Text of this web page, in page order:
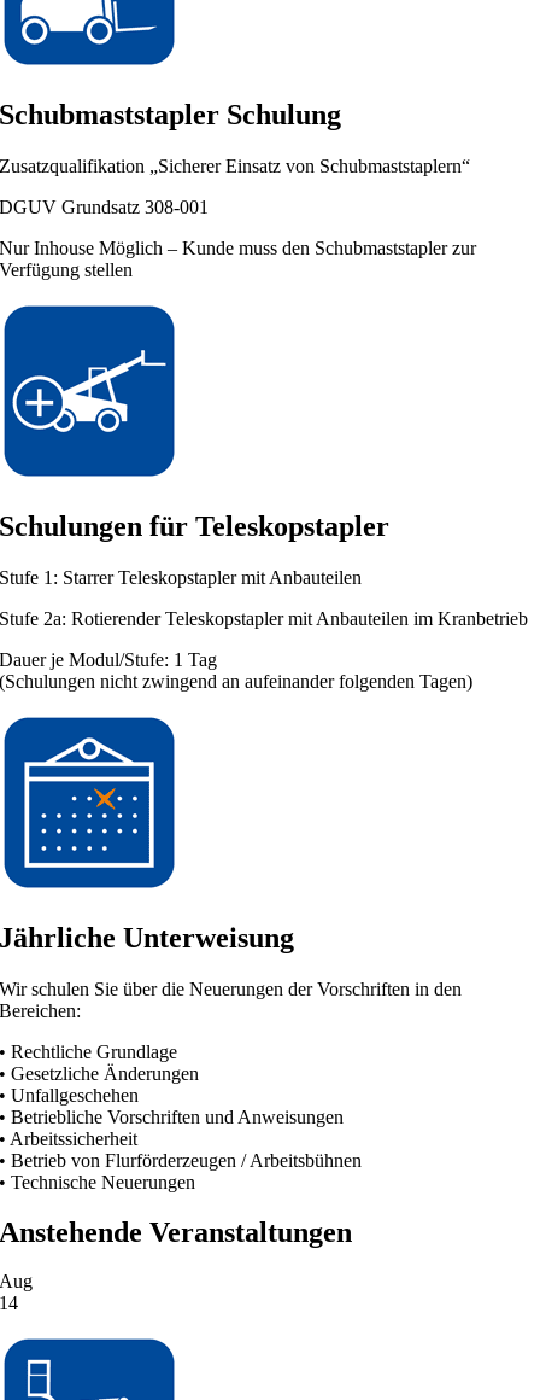
Schubmaststapler Schulung
Zusatzqualifikation „Sicherer Einsatz von Schubmaststaplern“
DGUV Grundsatz 308-001
Nur Inhouse Möglich – Kunde muss den Schubmaststapler zur
Verfügung stellen
Schulungen für Teleskopstapler
Stufe 1: Starrer Teleskopstapler mit Anbauteilen
Stufe 2a: Rotierender Teleskopstapler mit Anbauteilen im Kranbetrieb
Dauer je Modul/Stufe: 1 Tag
(Schulungen nicht zwingend an aufeinander folgenden Tagen)
Jährliche Unterweisung
Wir schulen Sie über die Neuerungen der Vorschriften in den
Bereichen:
• Rechtliche Grundlage
• Gesetzliche Änderungen
• Unfallgeschehen
• Betriebliche Vorschriften und Anweisungen
• Arbeitssicherheit
• Betrieb von Flurförderzeugen / Arbeitsbühnen
• Technische Neuerungen
Anstehende Veranstaltungen
Aug
14